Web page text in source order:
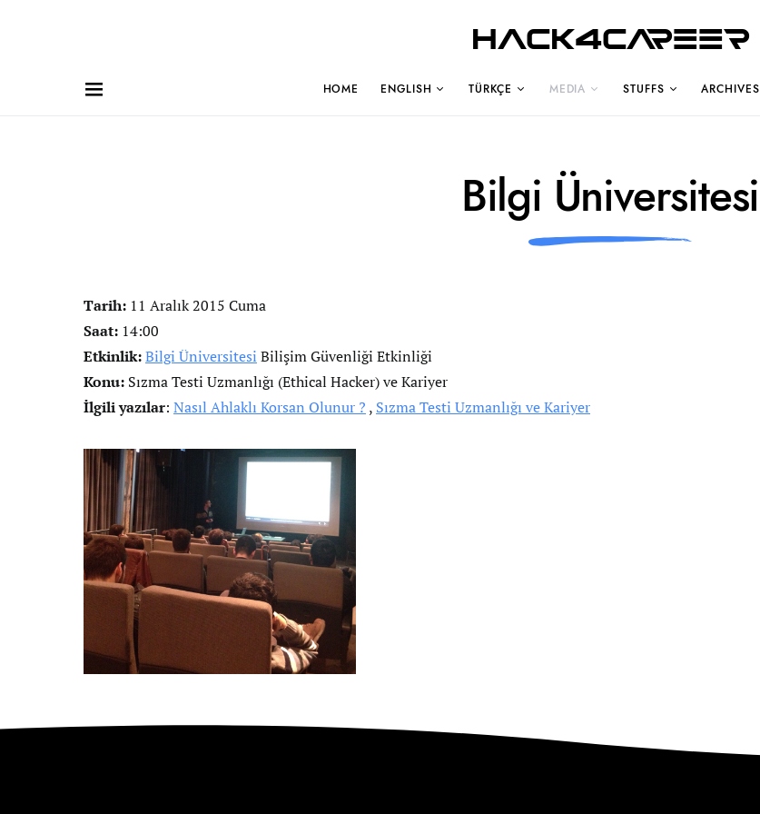
Hack4Career
HOME ENGLISH TÜRKÇE MEDIA STUFFS ARCHIVES
Bilgi Üniversitesi
Tarih: 11 Aralık 2015 Cuma
Saat: 14:00
Etkinlik:Bilgi Üniversitesi Bilişim Güvenliği Etkinliği
Konu: Sızma Testi Uzmanlığı (Ethical Hacker) ve Kariyer
İlgili yazılar: Nasıl Ahlaklı Korsan Olunur ? , Sızma Testi Uzmanlığı ve Kariyer